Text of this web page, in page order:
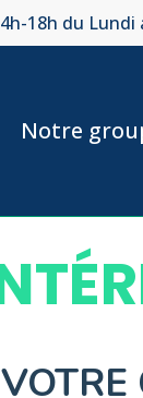
18h du Lundi
Notre